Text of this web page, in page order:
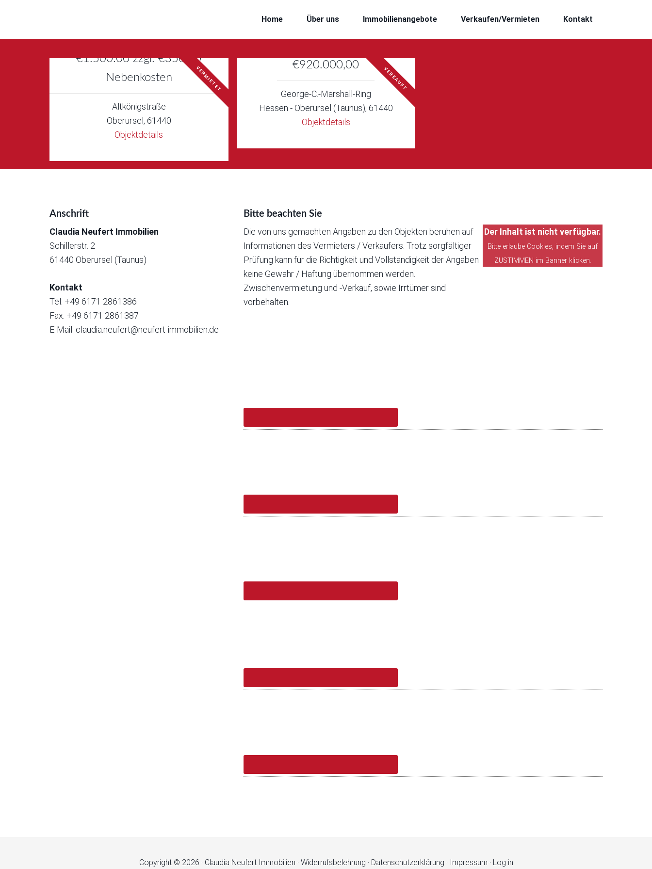
Home Über uns Immobilienangebote Verkaufen/Vermieten Kontakt
€1.500.00 zzgl. €350,00
Nebenkosten
VERMIETET
Altkönigstraße
Oberursel, 61440
Objektdetails
€920.000,00
VERKAUFT
George-C.-Marshall-Ring
Hessen - Oberursel (Taunus), 61440
Objektdetails
Anschrift
Claudia Neufert Immobilien
Schillerstr. 2
61440 Oberursel (Taunus)
Kontakt
Tel: +49 6171 2861386
Fax: +49 6171 2861387
E-Mail: claudia.neufert@neufert-immobilien.de
Bitte beachten Sie
Die von uns gemachten Angaben zu den Objekten beruhen auf
Informationen des Vermieters / Verkäufers. Trotz sorgfältiger
Prüfung kann für die Richtigkeit und Vollständigkeit der Angaben
keine Gewähr / Haftung übernommen werden.
Zwischenvermietung und -Verkauf, sowie Irrtümer sind
vorbehalten.
Der Inhalt ist nicht verfügbar.
Bitte erlaube Cookies, indem Sie auf
ZUSTIMMEN im Banner klicken.
Copyright © 2026 · Claudia Neufert Immobilien · Widerrufsbelehrung · Datenschutzerklärung · Impressum · Log in